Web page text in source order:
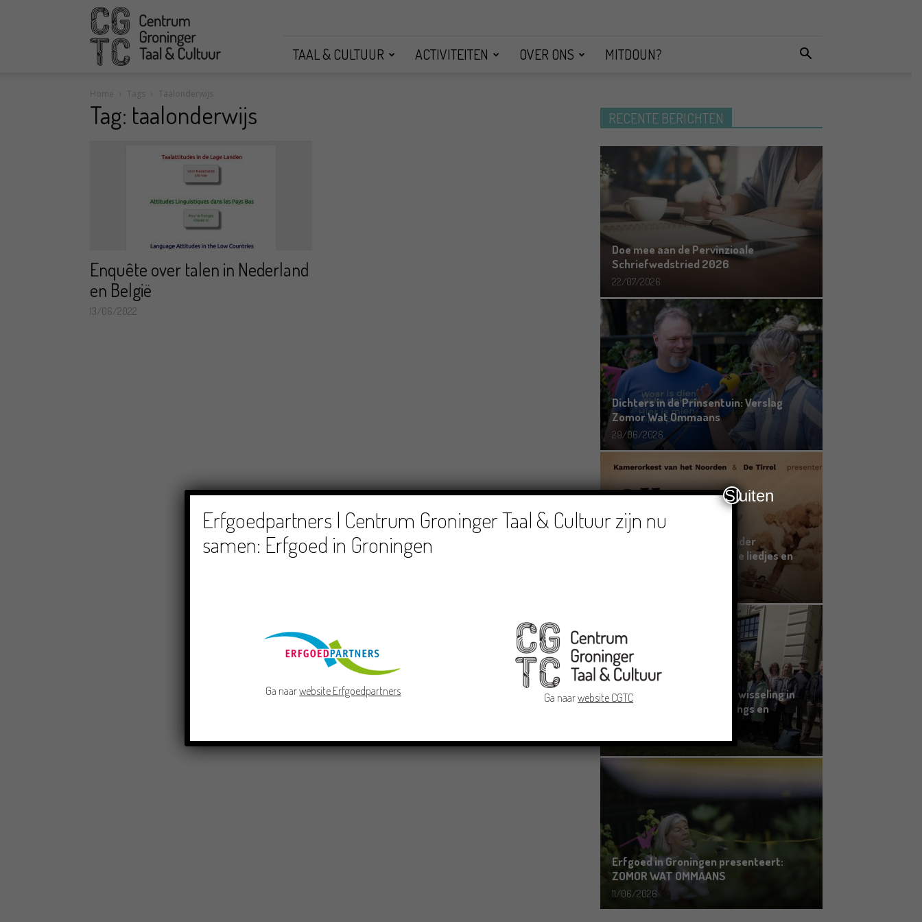
CGTC
TAAL & CULTUUR ACTIVITEITEN OVER ONS MITDOUN?
Home Tags Taalonderwijs
Tag: taalonderwijs
Enquête over talen in Nederland
en België
13/06/2022
RECENTE BERICHTEN
Doe mee aan de Pervinzioale
Schriefwedstried 2026
22/07/2026
Dichters in de Prinsentuin: Verslag
Zomor Wat Ommaans
29/06/2026
Crowdfunding voor bijzonder
kinderboek met Groningse liedjes en
Grensoverschrijdende uitwisseling in
Oldenburg rond het Gronings en
19/06/2026
Erfgoed in Groningen presenteert:
ZOMOR WAT OMMAANS
11/06/2026
Erfgoedpartners | Centrum Groninger Taal & Cultuur zijn nu
samen: Erfgoed in Groningen
Ga naarwebsite Erfgoedpartners
Ga naarwebsite CGTC
Sluiten